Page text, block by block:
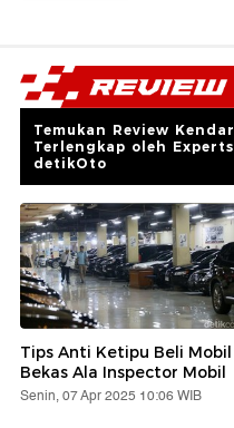
Temukan Review
Terlengkap oleh Experts
detikOto
Tips Anti Ketipu Beli Mobil
Bekas Ala Inspector Mobil
Senin, 07 Apr 2025 10:06 WIB